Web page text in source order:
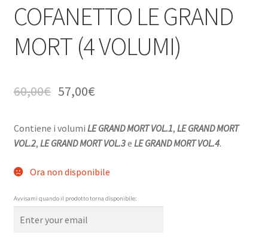
COFANETTO LE GRAND
MORT (4 VOLUMI)
60,00€ 57,00€
Contiene i volumi LE GRAND MORT VOL.1, LE GRAND MORT
VOL.2, LE GRAND MORT VOL.3e LE GRAND MORT VOL.4.
Ora non disponibile
Avvisami quando il prodotto torna disponibile: